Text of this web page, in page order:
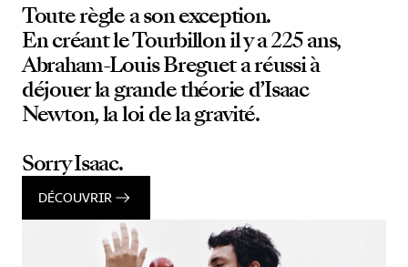
Toute règle a son exception.
En créant le Tourbillon il y a 225 ans,
Abraham-Louis Breguet a réussi à
déjouer la grande théorie d’Isaac
Newton, la loi de la gravité.
Sorry Isaac.
DÉCOUVRIR